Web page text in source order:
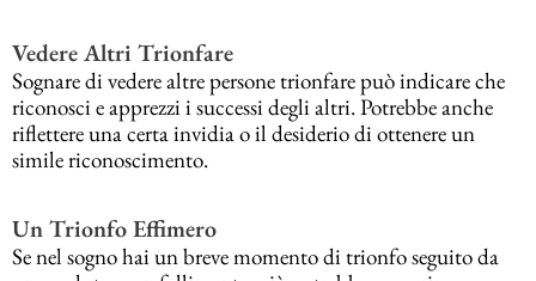
Vedere Altri Trionfare
Sognare di vedere altre persone trionfare può indicare che
riconosci e apprezzi i successi degli altri. Potrebbe anche
riflettere una certa invidia o il desiderio di ottenere un
simile riconoscimento.
Un Trionfo Effimero
Se nel sogno hai un breve momento di trionfo seguito da